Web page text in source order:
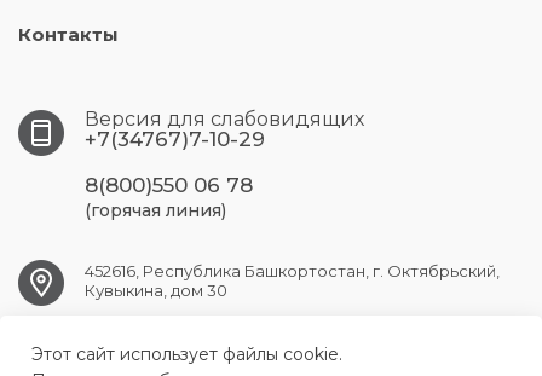
Контакты
Версия для слабовидящих
+7(34767)7-10-29
8(800)550 06 78
(горячая линия)
452616, Республика Башкортостан, г. Октябрьский,
Кувыкина, дом 30
OKT.GB1@doctorrb.ru
Этот сайт использует файлы cookie.